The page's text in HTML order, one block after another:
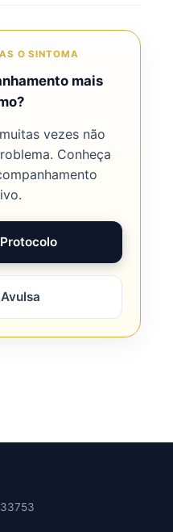
O SINTOMA
mais
vezes não
Conheça